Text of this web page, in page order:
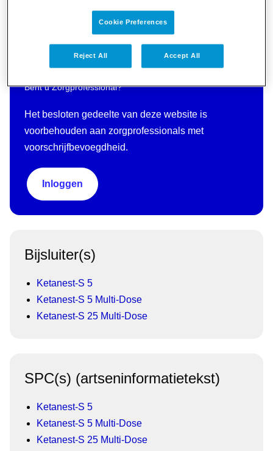
Bent u Zorgprofessional?
Het besloten gedeelte van deze website is
voorbehouden aan zorgprofessionals met
voorschrijfbevoegdheid.
Inloggen
Bijsluiter(s)
Ketanest-S 5
Ketanest-S 5 Multi-Dose
Ketanest-S 25 Multi-Dose
SPC(s) (artseninformatietekst)
Ketanest-S 5
Ketanest-S 5 Multi-Dose
Ketanest-S 25 Multi-Dose
Cookie Preferences
Reject All Accept All